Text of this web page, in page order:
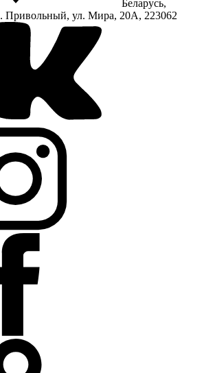
Беларусь,
Привольный, ул. Мира, 20А, 223062